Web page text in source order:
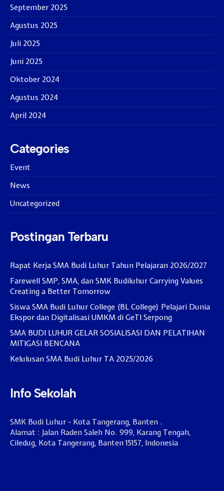
September 2025
Agustus 2025
Juli 2025
Juni 2025
Oktober 2024
Agustus 2024
April 2024
Categories
Event
News
Uncategorized
Postingan Terbaru
Rapat Kerja SMA Budi Luhur Tahun Pelajaran 2026/2027
Farewell SMP, SMA, dan SMK Budiluhur Carrying Values
Creating a Better Tomorrow
Siswa SMA Budi Luhur College (BL College) Pelajari Dunia
Ekspor dan Digitalisasi UMKM di GeTI Serpong
SMA BUDI LUHUR GELAR SOSIALISASI DAN PELATIHAN
MITIGASI BENCANA
Kelulusan SMA Budi Luhur TA 2025/2026
Info Sekolah
SMK Budi Luhur - Kota Tangerang, Banten .
Alamat : Jalan Raden Saleh No. 999, Karang Tengah,
Ciledug, Kota Tangerang, Banten 15157, Indonesia